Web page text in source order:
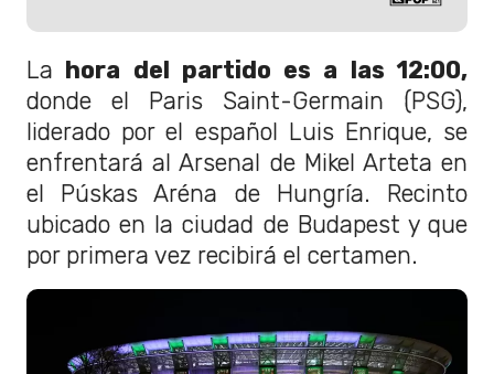
La hora del partido es a las 12:00,
donde el Paris Saint-Germain (PSG),
liderado por el español Luis Enrique, se
enfrentará al Arsenal de Mikel Arteta en
el Púskas Aréna de Hungría. Recinto
ubicado en la ciudad de Budapest y que
por primera vez recibirá el certamen.